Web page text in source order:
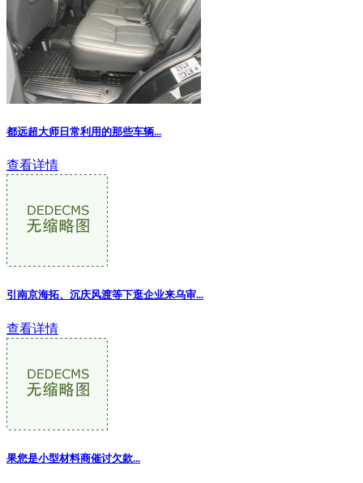
都远超大师日常利用的那些车辆...
查看详情
引南京海拓、沉庆风渡等下逛企业来乌审...
查看详情
果您是小型材料商催讨欠款...